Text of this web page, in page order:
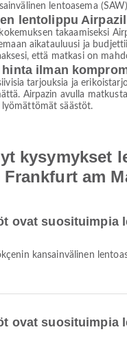
lentoasema
lentolippu
takaamiseksi
aikatauluusi ja
että matkasi on
ilman
tarjouksia ja
Airpazin avulla
säästöt.
kysymykset
Frankfurt am
ovat suosituimpia
kansainvälinen
ovat suosituimpia